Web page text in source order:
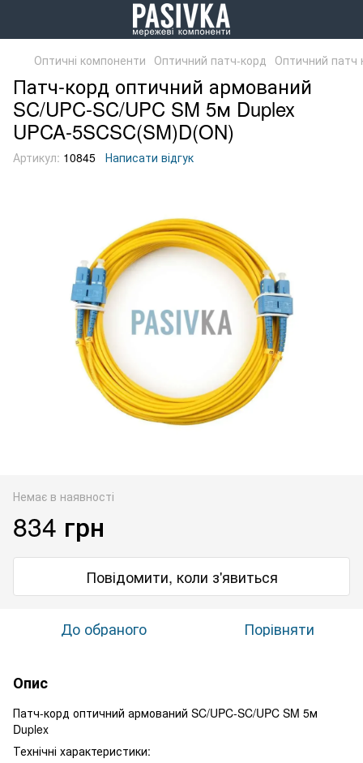
Оптичні компоненти Оптичний патч-корд Оптичний патч
Патч-корд оптичний армований
SC/UPC-SC/UPC SM 5м Duplex
UPCA-5SCSC(SM)D(ON)
Артикул: 10845 Написати відгук
Немає в наявності
834 грн
Повідомити, коли з'явиться
До обраного Порівняти
Опис
Патч-корд оптичний армований SC/UPC-SC/UPC SM 5м
Duplex
Технічні характеристики: